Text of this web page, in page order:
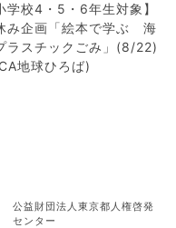
学校4・5・6年生対象】
み企画「絵本で学ぶ 海
ラスチックごみ」(8/22)
地球ひろば)
公益財団法人東京都人権啓発
センター